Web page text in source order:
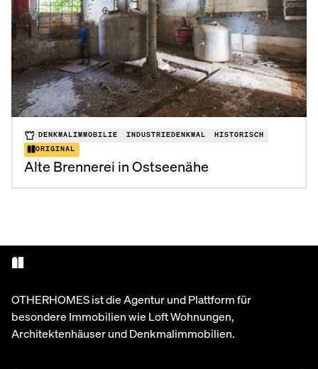
DENKMALIMMOBILIE INDUSTRIEDENKMAL
HISTORISCH
ORIGINAL
Alte Brennerei in Ostseenähe
OTHERHOMES ist die Agentur und Plattform für
besondere Immobilien wie Loft Wohnungen,
Architektenhäuser und Denkmalimmobilien.